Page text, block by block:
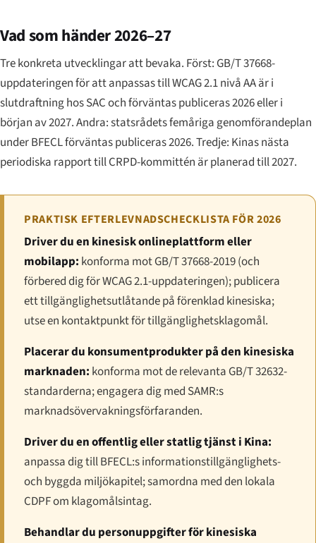
Vad som händer 2026–27
Tre konkreta utvecklingar att bevaka. Först: GB/T 37668-
uppdateringen för att anpassas till WCAG 2.1 nivå AA är i
slutdraftning hos SAC och förväntas publiceras 2026 eller i
början av 2027. Andra: statsrådets femåriga genomförandeplan
under BFECL förväntas publiceras 2026. Tredje: Kinas nästa
periodiska rapport till CRPD-kommittén är planerad till 2027.
PRAKTISK EFTERLEVNADSCHECKLISTA FÖR 2026
Driver du en kinesisk onlineplattform eller
mobilapp: konforma mot GB/T 37668-2019 (och
förbered dig för WCAG 2.1-uppdateringen); publicera
ett tillgänglighetsutlåtande på förenklad kinesiska;
utse en kontaktpunkt för tillgänglighetsklagomål.
Placerar du konsumentprodukter på den kinesiska
marknaden: konforma mot de relevanta GB/T 32632-
standarderna; engagera dig med SAMR:s
marknadsövervakningsförfaranden.
Driver du en offentlig eller statlig tjänst i Kina:
anpassa dig till BFECL:s informationstillgänglighets-
och byggda miljökapitel; samordna med den lokala
CDPF om klagomålsintag.
Behandlar du personuppgifter för kinesiska